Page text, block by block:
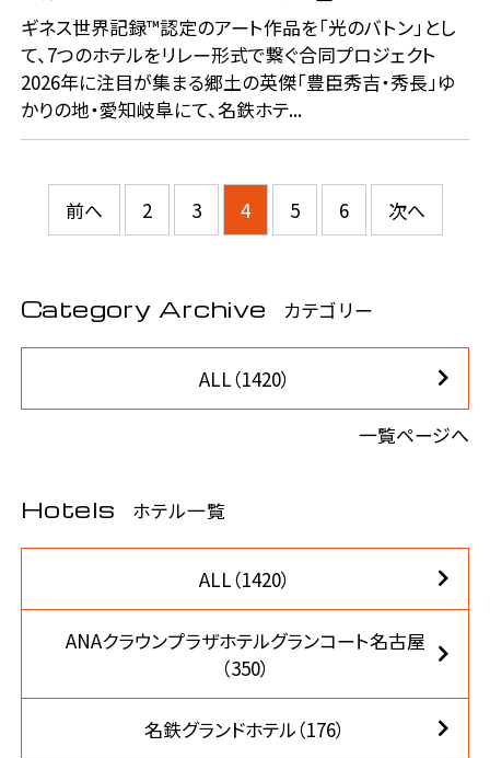
ギネス世界記録™認定のアート作品を「光のバトン」とし
て、7つのホテルをリレー形式で繋ぐ合同プロジェクト
2026年に注目が集まる郷土の英傑「豊臣秀吉・秀長」ゆ
かりの地・愛知岐阜にて、名鉄ホテ...
前へ 2 3 4 5 6 次へ
Category Archive カテゴリー
ALL（1420）
一覧ページへ
Hotels ホテル一覧
ALL（1420）
ANAクラウンプラザホテルグランコート名古屋
（350）
名鉄グランドホテル（176）